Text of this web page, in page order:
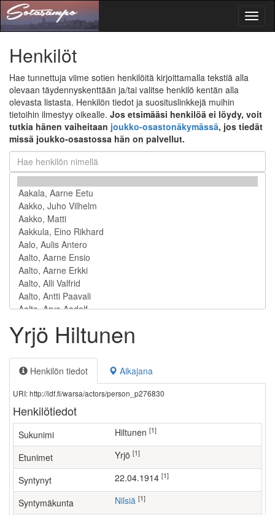
Henkilöt
Hae tunnettuja viime sotien henkilöitä kirjoittamalla tekstiä alla
olevaan täydennyskenttään ja/tai valitse henkilö kentän alla
olevasta listasta. Henkilön tiedot ja suosituslinkkejä muihin
tietoihin ilmestyy oikealle. Jos etsimääsi henkilöä ei löydy, voit
tutkia hänen vaiheitaan joukko-osastonäkymässä, jos tiedät
missä joukko-osastossa hän on palvellut.
Yrjö Hiltunen
Henkilön tiedot Aikajana
URI: http://ldf.fi/warsa/actors/person_p276830
Henkilötiedot
Sukunimi Hiltunen [1]
Etunimet Yrjö [1]
Syntynyt 22.04.1914 [1]
Syntymäkunta Nilsiä [1]